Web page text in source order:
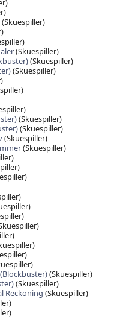
(Skuespiller)
(Skuespiller)
(Skuespiller)
(Skuespiller)
(Skuespiller)
(Skuespiller)
(Skuespiller)
(Skuespiller)
(Skuespiller)
(Skuespiller)
Reckoning (Skuespiller)